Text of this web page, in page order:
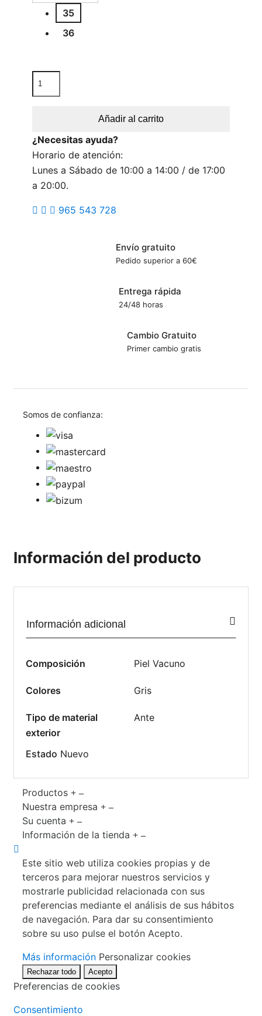
35
36
Añadir al carrito
¿Necesitas ayuda?
Horario de atención:
Lunes a Sábado de 10:00 a 14:00 / de 17:00
a 20:00.
965 543 728
Envío gratuito
Pedido superior a 60€
Entrega rápida
24/48 horas
Cambio Gratuito
Primer cambio gratis
Somos de confianza:
Información del producto
Información adicional
Composición Piel Vacuno
Colores Gris
Tipo de material
exterior
Ante
Estado Nuevo
Productos
Nuestra empresa
Su cuenta
Información de la tienda
Este sitio web utiliza cookies propias y de
terceros para mejorar nuestros servicios y
mostrarle publicidad relacionada con sus
preferencias mediante el análisis de sus hábitos
de navegación. Para dar su consentimiento
sobre su uso pulse el botón Acepto.
Más información Personalizar cookies
Rechazar todo Acepto
Preferencias de cookies
Consentimiento